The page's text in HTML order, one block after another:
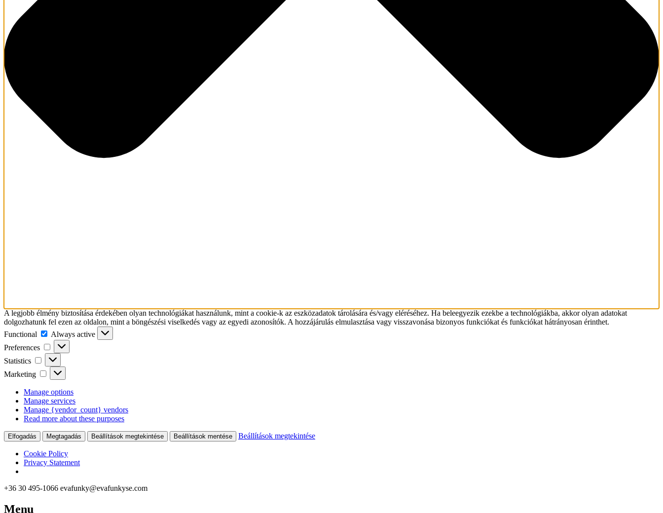
A legjobb élmény biztosítása érdekében olyan technológiákat használunk, mint a cookie-k az eszközadatok tárolására és/vagy eléréséhez. Ha beleegyezik ezekbe a technológiákba, akkor olyan adatokat
dolgozhatunk fel ezen az oldalon, mint a böngészési viselkedés vagy az egyedi azonosítók. A hozzájárulás elmulasztása vagy visszavonása bizonyos funkciókat és funkciókat hátrányosan érinthet.
Functional
Functional
Always active
Preferences
Preferences
Statistics Statistics
Marketing Marketing
Manage options
Manage services
Manage {vendor_count} vendors
Read more about these purposes
Elfogadás Megtagadás Beállítások megtekintése Beállítások mentése Beállítások megtekintése
Cookie Policy
Privacy Statement
+36 30 495-1066 evafunky@evafunkyse.com
Menu